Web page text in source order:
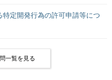
定開発行為の許可申請等につ
一覧を見る